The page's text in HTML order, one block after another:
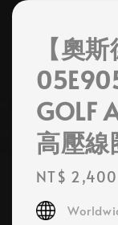
【奧
GOLF
高壓線
Regular
price
NT$ 2,400